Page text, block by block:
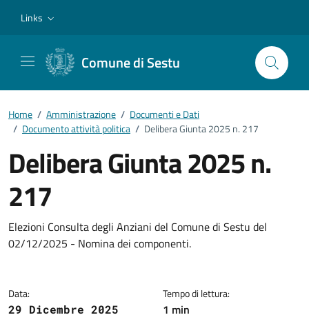
Links
Comune di Sestu
Home / Amministrazione / Documenti e Dati
/ Documento attività politica / Delibera Giunta 2025 n. 217
Delibera Giunta 2025 n.
217
Dettagli del documento
Elezioni Consulta degli Anziani del Comune di Sestu del
02/12/2025 - Nomina dei componenti.
Data:
29 Dicembre 2025
Tempo di lettura:
1 min